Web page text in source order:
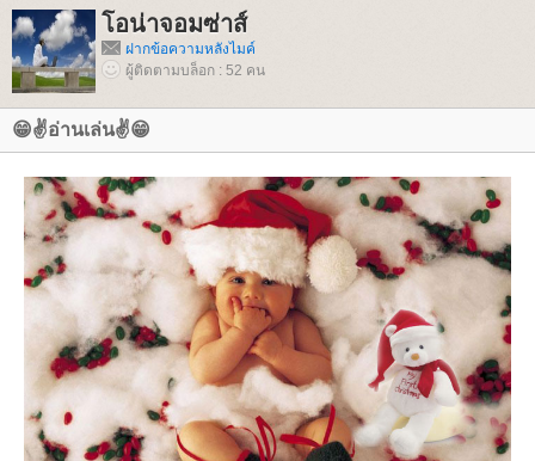
อน่าจอมซ่าส์
ฝากข้อความหลังไมค์
ผู้ติดตามบล็อก : 52 คน
😁✌️อ่านเล่น✌️😁